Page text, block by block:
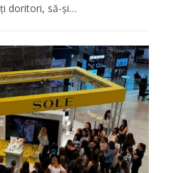
doritori, să-şi…